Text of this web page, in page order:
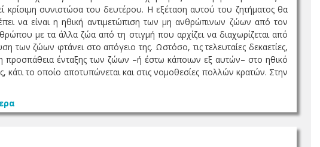
κρίσιμη συνιστώσα του δευτέρου. Η εξέταση αυτού του ζητήματος θα
να είναι η ηθική αντιμετώπιση των μη ανθρώπινων ζώων από τον
με τα άλλα ζώα από τη στιγμή που αρχίζει να διαχωρίζεται από
των ζώων φτάνει στο απόγειο της. Ωστόσο, τις τελευταίες δεκαετίες,
προσπάθεια ένταξης των ζώων –ή έστω κάποιων εξ αυτών– στο ηθικό
το οποίο αποτυπώνεται και στις νομοθεσίες πολλών κρατών. Στην